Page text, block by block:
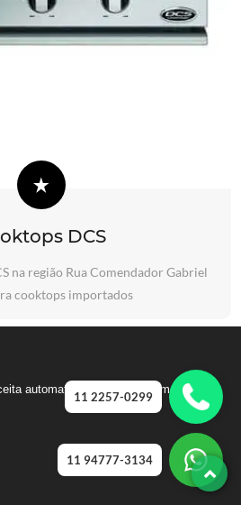
DCS
na região Rua Comendador Gabriel
cooktops importados
11 2257-0299
11 94777-3134
automaticamente que usamos